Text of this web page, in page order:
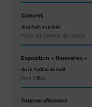
Concert
du 9 Août au 9 Août
Place du Général de Gaulle
Exposition « Itinéraires »
du 10 Août au 16 Août
Petit Office
Tournoi d’échecs